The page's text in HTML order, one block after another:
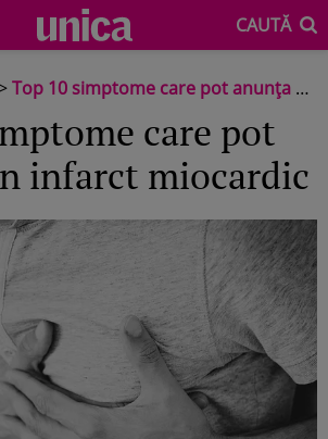
CAUTĂ
>Top 10 simptome care pot anunța un infarct miocardic
care pot
infarct miocardic